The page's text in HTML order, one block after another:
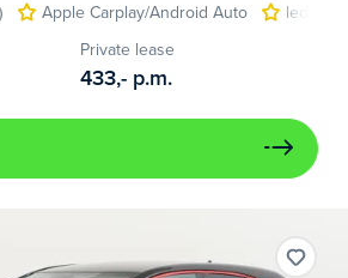
Apple Carplay/Android Auto
Private lease
433,- p.m.